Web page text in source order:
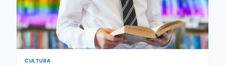
CULTURA